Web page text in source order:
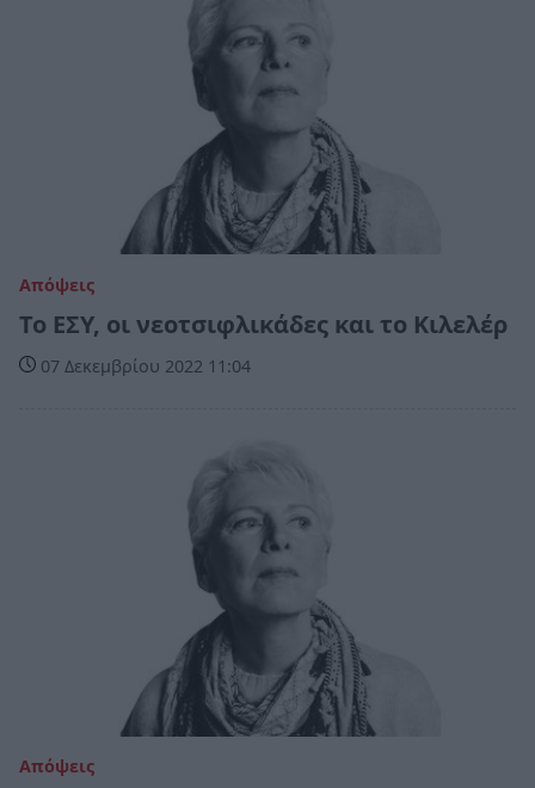
Απόψεις
Το ΕΣΥ, οι νεοτσιφλικάδες και το Κιλελέρ
07 Δεκεμβρίου 2022 11:04
Απόψεις